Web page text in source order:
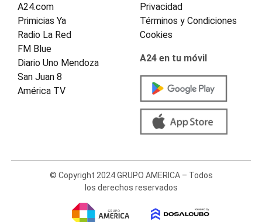
A24.com
Primicias Ya
Radio La Red
FM Blue
Diario Uno Mendoza
San Juan 8
América TV
Privacidad
Términos y Condiciones
Cookies
A24 en tu móvil
© Copyright 2024 GRUPO AMERICA – Todos
los derechos reservados